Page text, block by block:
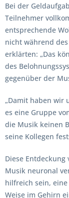
Bei der
Teilnehmer
entsprechende
nicht während
erklärten: „Das
des
gegenüber der
„Damit haben wir
es eine Gruppe
die Musik keinen
seine Kollegen
Diese
Musik neuronal
hilfreich sein,
Weise im Gehirn